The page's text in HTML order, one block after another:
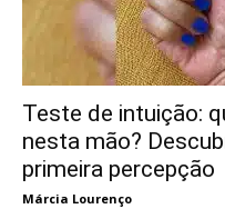
Teste de intuição:
nesta mão?
primeira percepção
Márcia Lourenço